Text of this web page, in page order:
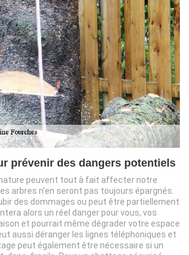
prévenir des dangers potentiels
nature peuvent tout à fait affecter notre
arbres n’en seront pas toujours épargnés.
des dommages ou peut être partiellement
alors un réel danger pour vous, vos
et pourrait même dégrader votre espace
aussi déranger les lignes téléphoniques et
peut également être nécessaire si un